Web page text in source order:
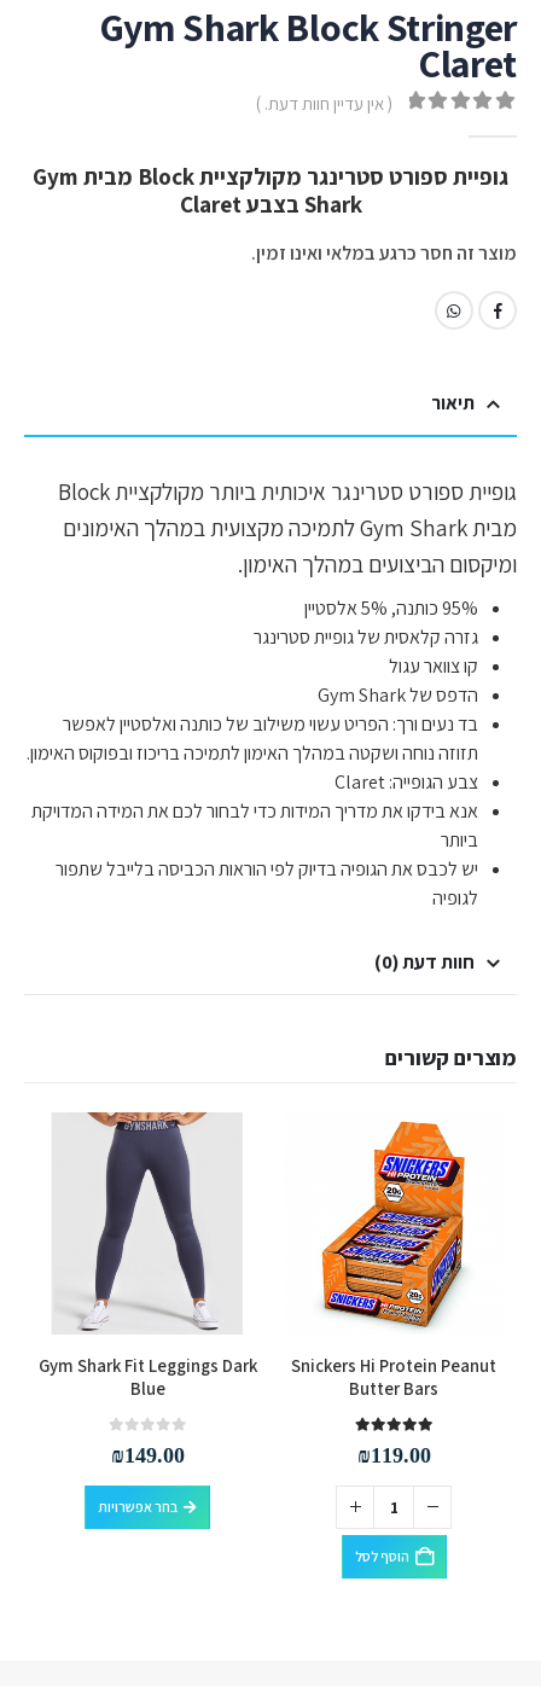
Gym Shark Block Stringer
Claret
( אין עדיין חוות דעת. )
גופיית ספורט סטרינגר מקולקציית Block מבית Gym
Shark בצבע Claret
מוצר זה חסר כרגע במלאי ואינו זמין.
תיאור
גופיית ספורט סטרינגר איכותית ביותר מקולקציית Block
מבית Gym Shark לתמיכה מקצועית במהלך האימונים
ומיקסום הביצועים במהלך האימון.
95% כותנה, 5% אלסטיין
גזרה קלאסית של גופיית סטרינגר
קו צוואר עגול
הדפס של Gym Shark
בד נעים ורך: הפריט עשוי משילוב של כותנה ואלסטיין לאפשר
תזוזה נוחה ושקטה במהלך האימון לתמיכה בריכוז ובפוקוס האימון.
צבע הגופייה: Claret
אנא בידקו את מדריך המידות כדי לבחור לכם את המידה המדויקת
ביותר
יש לכבס את הגופיה בדיוק לפי הוראות הכביסה בלייבל שתפור
לגופיה
חוות דעת (0)
מוצרים קשורים
Snickers Hi Protein Peanut
Butter Bars
₪119.00
הוסף לסל
למוצר זה יש מספר סוגים. ניתן לבחור את האפשרויות בעמוד המוצר
Gym Shark Fit Leggings Dark
Blue
₪149.00
בחר אפשרויות
למוצר זה יש מספר סוגים. ניתן לבחור את האפשרויות בעמוד המוצר